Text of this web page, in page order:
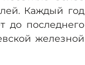
Каждый год
до последнего
железной